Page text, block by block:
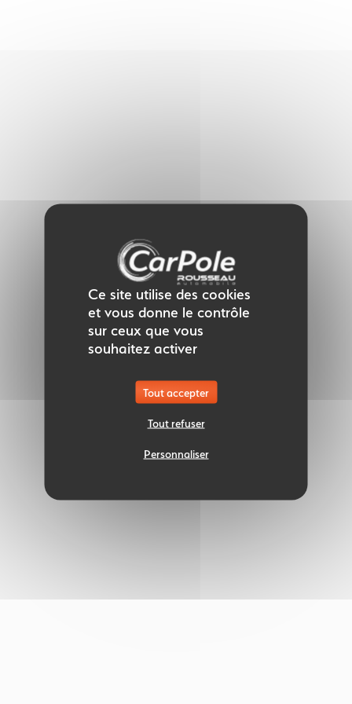
Ce site utilise des cookies
et vous donne le contrôle
sur ceux que vous
souhaitez activer
Tout accepter
Tout refuser
Personnaliser